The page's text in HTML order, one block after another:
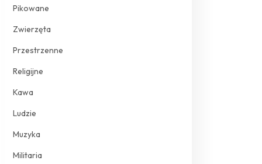
Pikowane
Zwierzęta
Przestrzenne
Religijne
Kawa
Ludzie
Muzyka
Militaria